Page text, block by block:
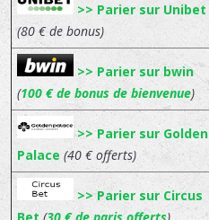
>> Parier sur Unibet
(80 € de bonus)
>> Parier sur bwin
(100 € de bonus de bienvenue)
>> Parier sur Golden
Palace (40 € offerts)
>> Parier sur Circus